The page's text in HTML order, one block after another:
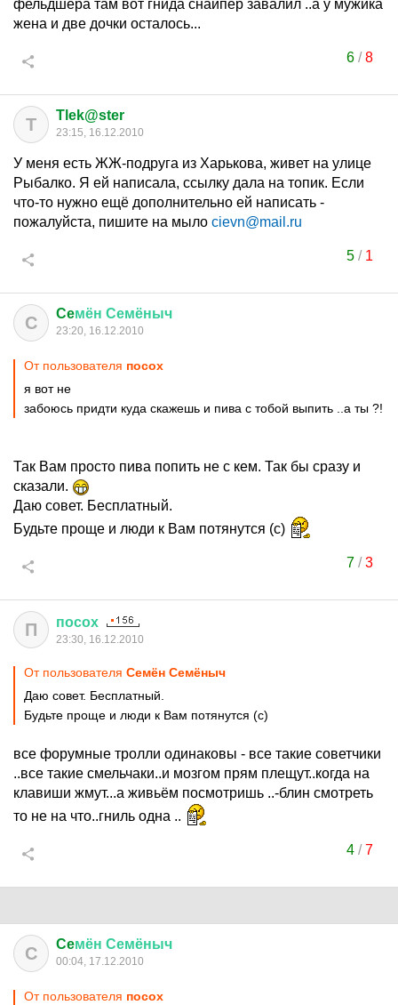
фельдшера там вот гнида снайпер завалил ..а у мужика
жена и две дочки осталось...
6/8
T Tlek@ster
23:15, 16.12.2010
У меня есть ЖЖ-подруга из Харькова, живет на улице
Рыбалко. Я ей написала, ссылку дала на топик. Если
что-то нужно ещё дополнительно ей написать -
пожалуйста, пишите на мыло cievn@mail.ru
5/ 1
C Ceмён Семёныч
23:20, 16.12.2010
От пользователя посох
я вот не
забоюсь придти куда скажешь и пива с тобой выпить ..а ты ?!
Так Вам просто пива попить не с кем. Так бы сразу и
сказали.
Даю совет. Бесплатный.
Будьте проще и люди к Вам потянутся (с)
7/3
П посох
23:30, 16.12.2010
От пользователя Ceмён Семёныч
Даю совет. Бесплатный.
Будьте проще и люди к Вам потянутся (с)
все форумные тролли одинаковы - все такие советчики
..все такие смельчаки..и мозгом прям плещут..когда на
клавиши жмут...а живьём посмотришь ..-блин смотреть
то не на что..гниль одна ..
4/7
C Ceмён Семёныч
00:04, 17.12.2010
От пользователя посох